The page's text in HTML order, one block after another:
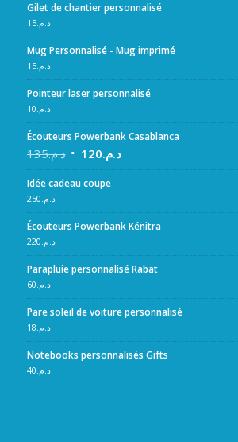
Gilet de chantier personnalisé
د.م.15
Mug Personnalisé - Mug imprimé
د.م.15
Pointeur laser personnalisé
د.م.10
Écouteurs Powerbank Casablanca
د.م.135 د.م.120
Idée cadeau coupe
د.م.250
Écouteurs Powerbank Kénitra
د.م.220
Parapluie personnalisé Rabat
د.م.60
Pare soleil de voiture personnalisé
د.م.18
Notebooks personnalisés Gifts
د.م.40